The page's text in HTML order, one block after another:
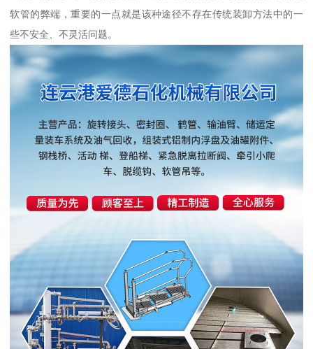
软管的弊端，重要的一点就是该种途径不存在传统装卸方法中的一
些不安全、不灵活问题。